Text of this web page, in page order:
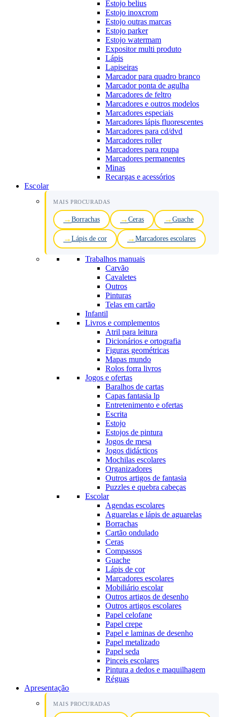
Estojo belius
Estojo inoxcrom
Estojo outras marcas
Estojo parker
Estojo watermam
Expositor multi produto
Lápis
Lapiseiras
Marcador para quadro branco
Marcador ponta de agulha
Marcadores de feltro
Marcadores e outros modelos
Marcadores especiais
Marcadores lápis fluorescentes
Marcadores para cd/dvd
Marcadores roller
Marcadores para roupa
Marcadores permanentes
Minas
Recargas e acessórios
Escolar
MAIS PROCURADAS
Borrachas Ceras Guache
Lápis de cor Marcadores escolares
Trabalhos manuais
Carvão
Cavaletes
Outros
Pinturas
Telas em cartão
Infantil
Livros e complementos
Atril para leitura
Dicionários e ortografia
Figuras geométricas
Mapas mundo
Rolos forra livros
Jogos e ofertas
Baralhos de cartas
Capas fantasia lp
Entretenimento e ofertas
Escrita
Estojo
Estojos de pintura
Jogos de mesa
Jogos didácticos
Mochilas escolares
Organizadores
Outros artigos de fantasia
Puzzles e quebra cabeças
Escolar
Agendas escolares
Aguarelas e lápis de aguarelas
Borrachas
Cartão ondulado
Ceras
Compassos
Guache
Lápis de cor
Marcadores escolares
Mobiliário escolar
Outros artigos de desenho
Outros artigos escolares
Papel celofane
Papel crepe
Papel e laminas de desenho
Papel metalizado
Papel seda
Pinceis escolares
Pintura a dedos e maquilhagem
Réguas
Apresentação
MAIS PROCURADAS